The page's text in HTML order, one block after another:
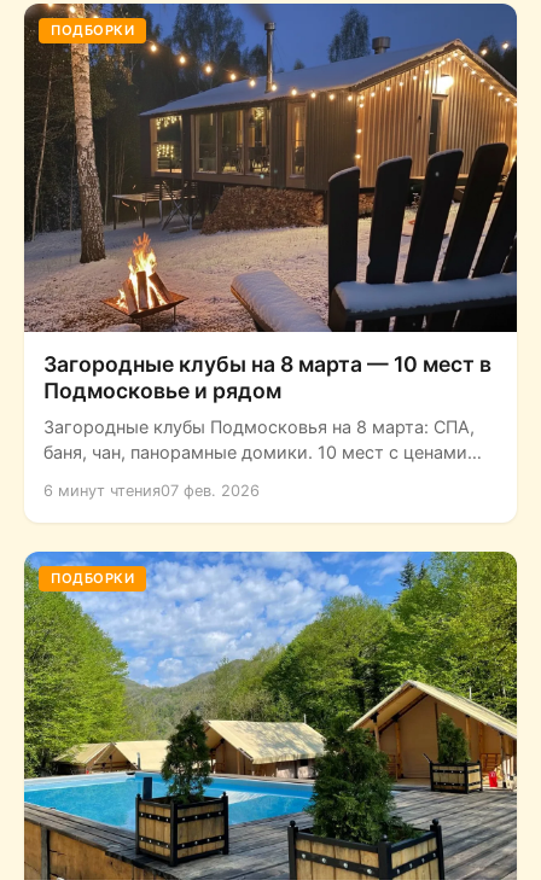
ПОДБОРКИ
Загородные клубы на 8 марта — 10 мест в
Подмосковье и рядом
Загородные клубы Подмосковья на 8 марта: СПА,
баня, чан, панорамные домики. 10 мест с ценами
6 минут чтения07 фев. 2026
ПОДБОРКИ